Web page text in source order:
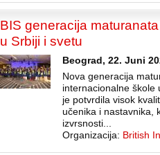
BIS generacija
u Srbiji i svetu
Beograd, 22. Juni
Nova generacija
internacionalne škole
je potvrdila visok
učenika i nastavnika,
izvrsnosti...
Organizacija: British